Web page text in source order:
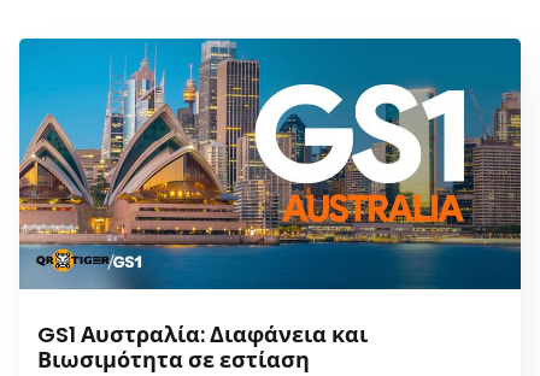
GS1 Αυστραλία: Διαφάνεια και
Βιωσιμότητα σε εστίαση